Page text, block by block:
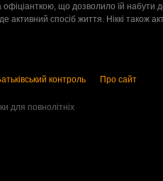
що дозволило їй набути
спосіб життя. Ніккі також
контроль Про сайт
для повнолітніх